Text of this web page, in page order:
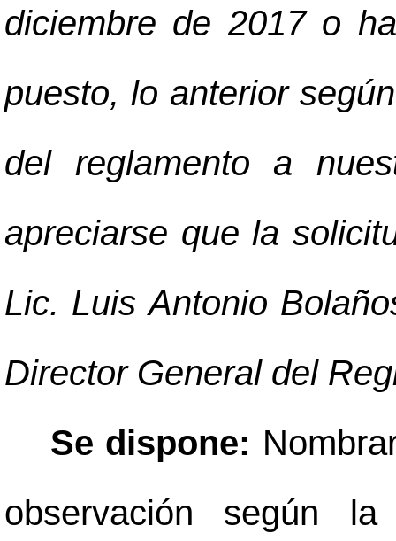
diciembre de 2017 o
puesto, lo anterior
del reglamento a
apreciarse que la
Lic. Luis Antonio
Director General del
Se dispone:
observación según